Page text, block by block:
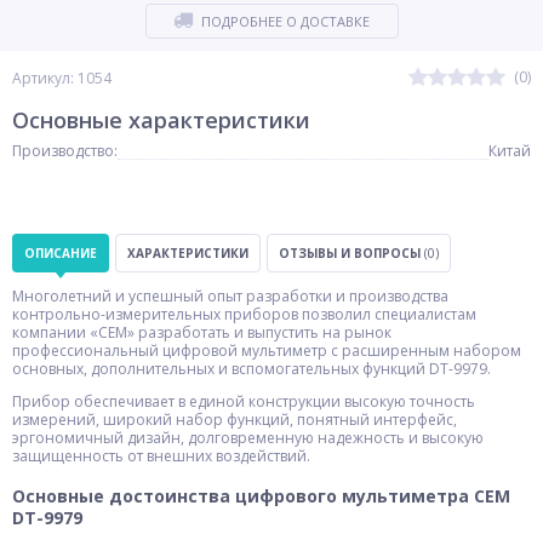
Артикул: 1054 (0)
ПОДРОБНЕЕ О ДОСТАВКЕ
Основные характеристики
Производство: Китай
ОПИСАНИЕ ХАРАКТЕРИСТИКИ ОТЗЫВЫ И ВОПРОСЫ (0)
Многолетний и успешный опыт разработки и производства
контрольно-измерительных приборов позволил специалистам
компании «СЕМ» разработать и выпустить на рынок
профессиональный цифровой мультиметр с расширенным набором
основных, дополнительных и вспомогательных функций DT-9979.
Прибор обеспечивает в единой конструкции высокую точность
измерений, широкий набор функций, понятный интерфейс,
эргономичный дизайн, долговременную надежность и высокую
защищенность от внешних воздействий.
Основные достоинства цифрового мультиметра СЕМ
DT-9979